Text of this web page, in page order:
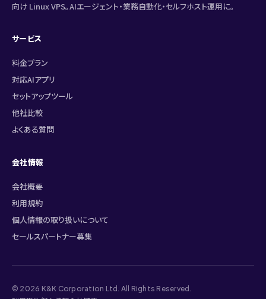
向け Linux VPS。AIエージェント・業務自動化・セルフホスト運用に。
サービス
料金プラン
対応AIアプリ
セットアップツール
他社比較
よくある質問
会社情報
会社概要
利用規約
個人情報の取り扱いについて
セールスパートナー募集
© 2026 K&K Corporation Ltd. All Rights Reserved.